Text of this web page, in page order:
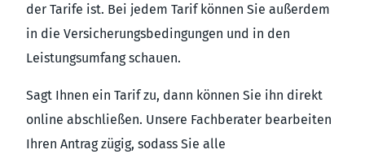
der Tarife ist. Bei jedem Tarif können Sie außerdem
in die Versicherungsbedingungen und in den
Leistungsumfang schauen.
Sagt Ihnen ein Tarif zu, dann können Sie ihn direkt
online abschließen. Unsere Fachberater bearbeiten
Ihren Antrag zügig, sodass Sie alle